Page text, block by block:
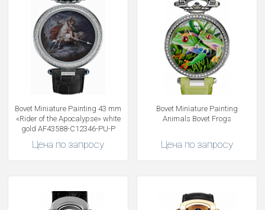
Bovet Miniature Painting 43 mm
«Rider of the Apocalypse» white
gold AF43588-C12346-PU-P
Цена по запросу
Bovet Miniature Painting
Animals Bovet Frogs
Цена по запросу